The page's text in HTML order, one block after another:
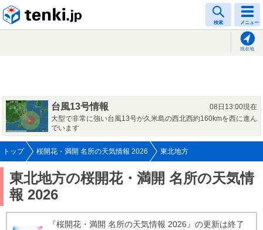
検索 メニュー
現在地
台風13号情報
08日13:00現在
大型で非常に強い台風13号が久米島の西北西約160kmを西に進ん
でいます
トップ 桜開花・満開 名所の天気情報 2026 東北地方
東北地方の桜開花・満開 名所の天気情
報 2026
『桜開花・満開 名所の天気情報 2026』の更新は終了